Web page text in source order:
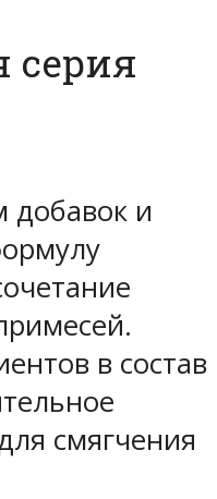
серия
и
в состав
смягчения